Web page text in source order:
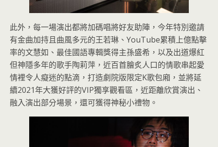
此外，每一場演出都將加碼唱將好友助陣，今年特別邀請
有金曲加持且曲風多元的王若琳、YouTube累積上億點擊
率的文慧如、最佳國語專輯獎得主孫盛希，以及出道爆紅
但神隱多年的歌手陶莉萍，近百首膾炙人口的情歌串起愛
情裡令人癡迷的點滴，打造劇院版限定K歌包廂，並將延
續2021年大獲好評的VIP獨享觀看區，近距離欣賞演出、
融入演出部分場景，還可獲得神秘小禮物。